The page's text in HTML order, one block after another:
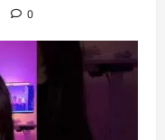
0